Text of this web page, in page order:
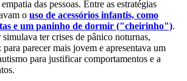
das pessoas. Entre as estratégias
o uso de acessórios infantis, como
e um paninho de dormir ("cheirinho").
ter crises de pânico noturnas,
parecer mais jovem e apresentava um
para justificar comportamentos e a